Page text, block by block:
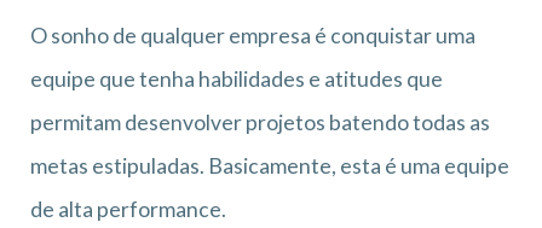
O sonho de qualquer empresa é conquistar uma
equipe que tenha habilidades e atitudes que
permitam desenvolver projetos batendo todas as
metas estipuladas. Basicamente, esta é uma equipe
de alta performance.